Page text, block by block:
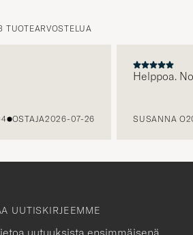
TUOTEARVOSTELUA
OSTAJA2026-07-26
Helppoa.
SUSANNA O
UUTISKIRJEEMME